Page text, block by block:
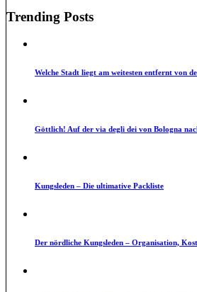
Trending Posts
Welche Stadt liegt am weitesten entfernt von
Göttlich! Auf der via degli dei von Bologna
Kungsleden – Die ultimative Packliste
Der nördliche Kungsleden – Organisation,